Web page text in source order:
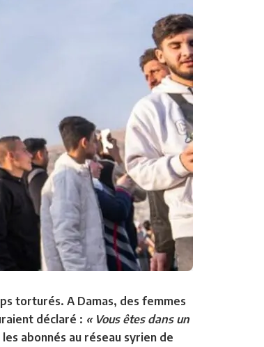
torturés. A Damas, des femmes
déclaré : « Vous êtes dans un
abonnés au réseau syrien de